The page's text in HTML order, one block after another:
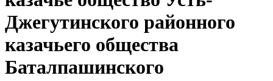
Джегутинского районного
казачьего общества
Баталпашинского